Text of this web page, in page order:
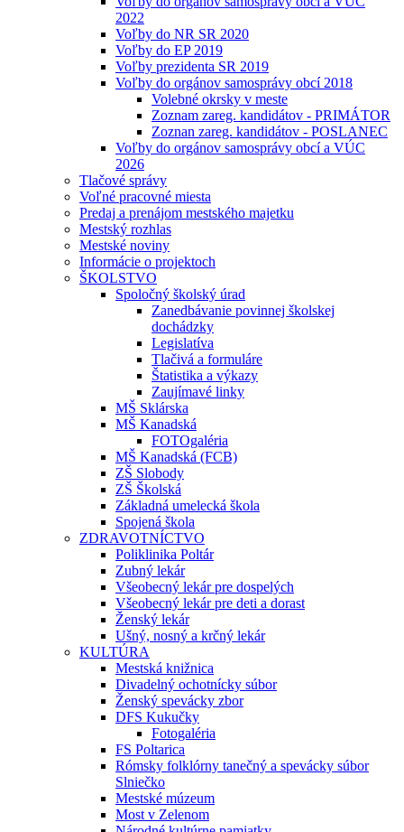
2022
Voľby do NR SR 2020
Voľby do EP 2019
Voľby prezidenta SR 2019
Voľby do orgánov samosprávy obcí 2018
Volebné okrsky v meste
Zoznam zareg. kandidátov - PRIMÁTOR
Zoznan zareg. kandidátov - POSLANEC
Voľby do orgánov samosprávy obcí a VÚC
2026
Tlačové správy
Voľné pracovné miesta
Predaj a prenájom mestského majetku
Mestský rozhlas
Mestské noviny
Informácie o projektoch
ŠKOLSTVO
Spoločný školský úrad
Zanedbávanie povinnej školskej
dochádzky
Legislatíva
Tlačivá a formuláre
Štatistika a výkazy
Zaujímavé linky
MŠ Sklárska
MŠ Kanadská
FOTOgaléria
MŠ Kanadská (FCB)
ZŠ Slobody
ZŠ Školská
Základná umelecká škola
Spojená škola
ZDRAVOTNÍCTVO
Poliklinika Poltár
Zubný lekár
Všeobecný lekár pre dospelých
Všeobecný lekár pre deti a dorast
Ženský lekár
Ušný, nosný a krčný lekár
KULTÚRA
Mestská knižnica
Divadelný ochotnícky súbor
Ženský spevácky zbor
DFS Kukučky
Fotogaléria
FS Poltarica
Rómsky folklórny tanečný a spevácky súbor
Slniečko
Mestské múzeum
Most v Zelenom